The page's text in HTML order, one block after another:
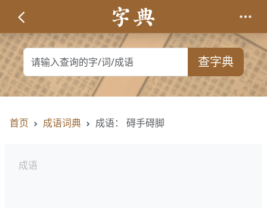
查字典
首页 成语词典 成语： 碍手碍脚
成语